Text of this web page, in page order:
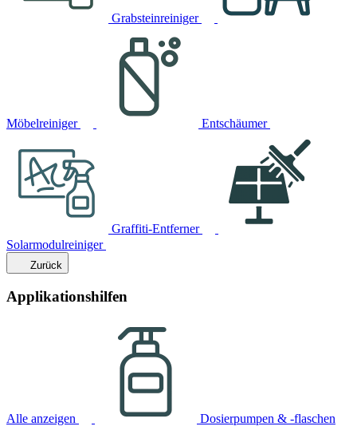
Grabsteinreiniger
Möbelreiniger Entschäumer
Graffiti-Entferner
Solarmodulreiniger
Zurück
Applikationshilfen
Alle anzeigen Dosierpumpen & -flaschen